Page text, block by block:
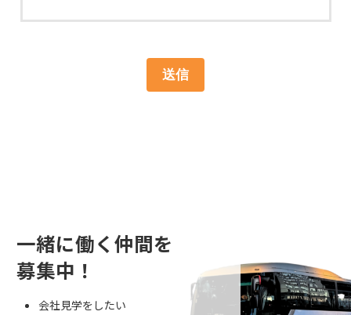
一緒に働く仲間を
募集中！
会社見学をしたい